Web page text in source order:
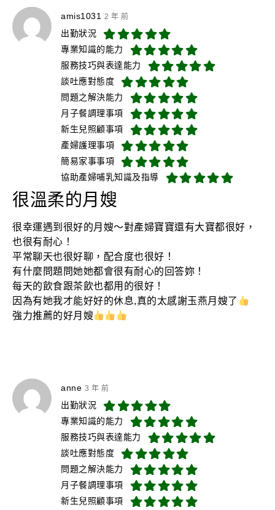
amis1031 2 年 前
出勤狀況
專業知識的能力
服務技巧與表達能力
談吐應對態度
問題之解決能力
月子餐調理事項
新生兒照顧事項
產婦護理事項
簡易家事事項
協助產婦哺乳知識及指導
很溫柔的月嫂
很幸運遇到很好的月嫂～對產婦寶寶還有大寶都很好，
也很有耐心！
平常聊天也很好聊，配合度也很好！
有什麼問題問她她都會很有耐心的回答妳！
每天的飲食跟茶飲也都用的很好！
因為有她我才能好好的休息,真的太感謝玉燕月嫂了
強力推薦的好月嫂
anne 3 年 前
出勤狀況
專業知識的能力
服務技巧與表達能力
談吐應對態度
問題之解決能力
月子餐調理事項
新生兒照顧事項